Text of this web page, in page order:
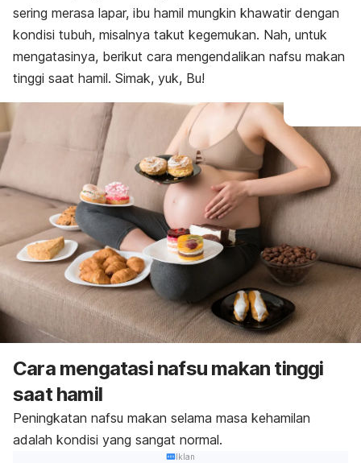
sering merasa lapar, ibu hamil mungkin khawatir dengan
kondisi tubuh, misalnya takut kegemukan. Nah, untuk
mengatasinya, berikut cara mengendalikan nafsu makan
tinggi saat hamil. Simak, yuk, Bu!
Cara mengatasi nafsu makan tinggi
saat hamil
Peningkatan nafsu makan selama masa kehamilan
adalah kondisi yang sangat normal.
Iklan